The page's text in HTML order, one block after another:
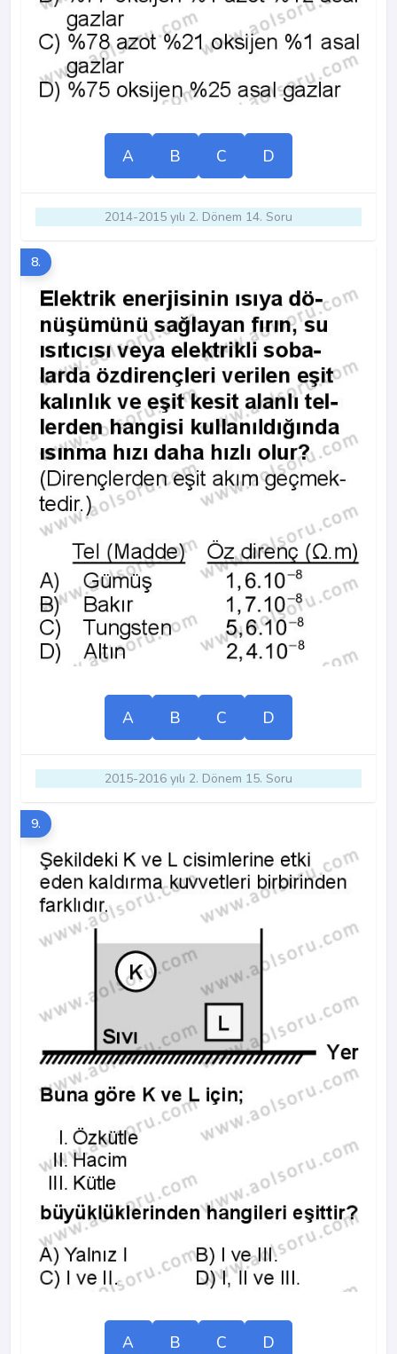
A B C D
2014-2015 yılı 2. Dönem 14. Soru
8.
A B C D
2015-2016 yılı 2. Dönem 15. Soru
9.
A B C D